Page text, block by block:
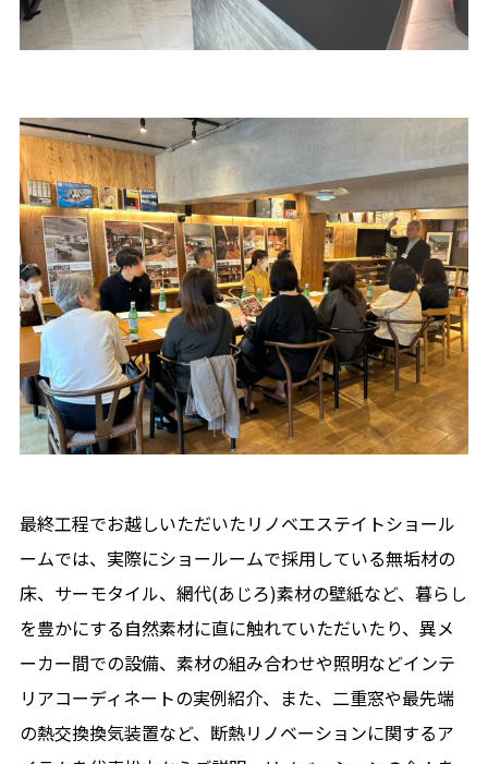
最終工程でお越しいただいたリノベエステイトショール
ームでは、実際にショールームで採用している無垢材の
床、サーモタイル、網代(あじろ)素材の壁紙など、暮らし
を豊かにする自然素材に直に触れていただいたり、異メ
ーカー間での設備、素材の組み合わせや照明などインテ
リアコーディネートの実例紹介、また、二重窓や最先端
の熱交換換気装置など、断熱リノベーションに関するア